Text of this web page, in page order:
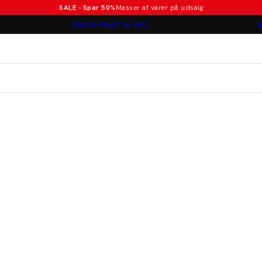
SALE - Spar 50%Masser af varer på udsalg
GRATIS FRAGT V/ 499,-Poloer i nye farver
Jakkesæt fra 1499 kr.
Lindbergh